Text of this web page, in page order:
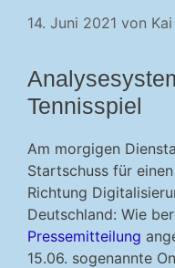
14. Juni 2021 von
Tennisspiel
Am morgigen
Startschuss für
Richtung
Deutschland: Wie
Pressemitteilung
15.06. sogenannte